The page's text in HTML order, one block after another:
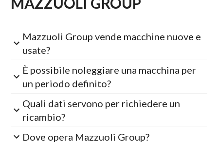
Mazzuoli Group vende macchine nuove e
usate?
È possibile noleggiare una macchina per
un periodo definito?
Quali dati servono per richiedere un
ricambio?
Dove opera Mazzuoli Group?